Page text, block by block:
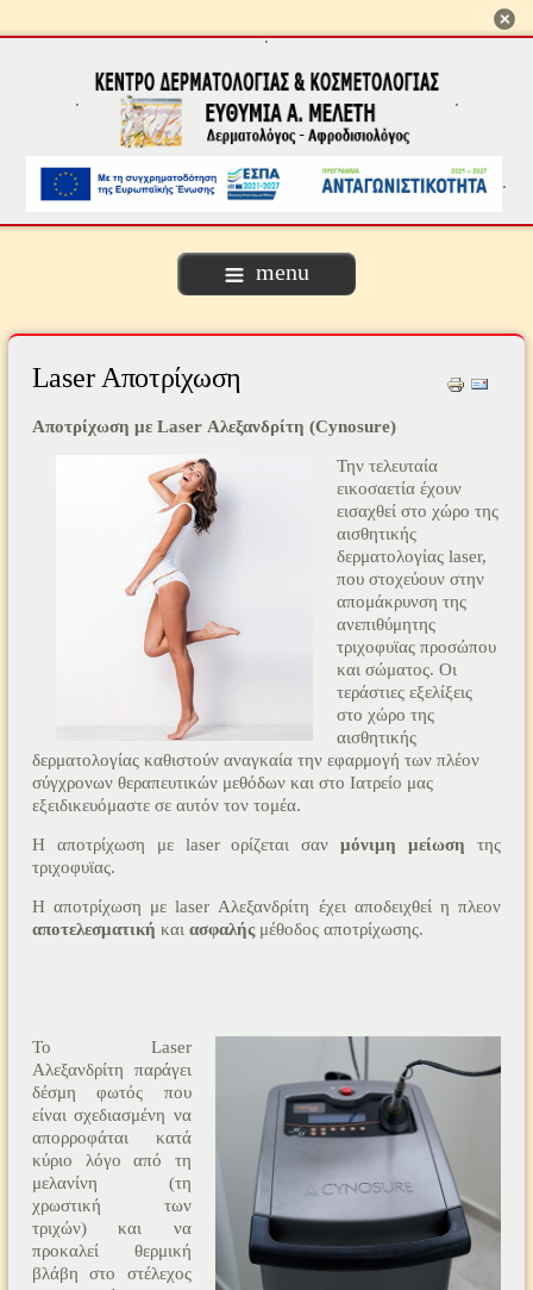
.
. .
.
menu
Laser Αποτρίχωση
Αποτρίχωση με Laser Αλεξανδρίτη (Cynosure)
Την τελευταία
εικοσαετία έχουν
εισαχθεί στο χώρο της
αισθητικής
δερματολογίας laser,
που στοχεύουν στην
απομάκρυνση της
ανεπιθύμητης
τριχοφυϊας προσώπου
και σώματος. Οι
τεράστιες εξελίξεις
στο χώρο της
αισθητικής
δερματολογίας καθιστούν αναγκαία την εφαρμογή των πλέον
σύγχρονων θεραπευτικών μεθόδων και στο Ιατρείο μας
εξειδικευόμαστε σε αυτόν τον τομέα.
Η αποτρίχωση με laser ορίζεται σανμόνιμη μείωση της
τριχοφυϊας.
Η αποτρίχωση με laser Αλεξανδρίτη έχει αποδειχθεί η πλεον
αποτελεσματική και ασφαλήςμέθοδος αποτρίχωσης.
Το Laser
Αλεξανδρίτη παράγει
δέσμη φωτός που
είναι σχεδιασμένη να
απορροφάται κατά
κύριο λόγο από τη
μελανίνη (τη
χρωστική των
τριχών) και να
προκαλεί θερμική
βλάβη στο στέλεχος